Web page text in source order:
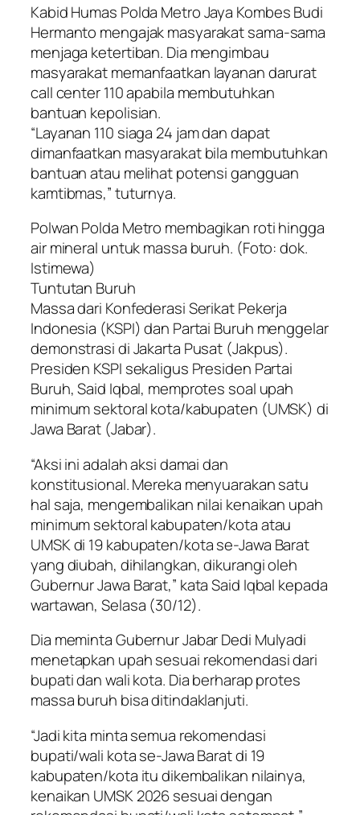
Kabid Humas Polda Metro Jaya Kombes Budi
Hermanto mengajak masyarakat sama-sama
menjaga ketertiban. Dia mengimbau
masyarakat memanfaatkan layanan darurat
call center 110 apabila membutuhkan
bantuan kepolisian.
“Layanan 110 siaga 24 jam dan dapat
dimanfaatkan masyarakat bila membutuhkan
bantuan atau melihat potensi gangguan
kamtibmas,” tuturnya.
Polwan Polda Metro membagikan roti hingga
air mineral untuk massa buruh. (Foto: dok.
Istimewa)
Tuntutan Buruh
Massa dari Konfederasi Serikat Pekerja
Indonesia (KSPI) dan Partai Buruh menggelar
demonstrasi di Jakarta Pusat (Jakpus).
Presiden KSPI sekaligus Presiden Partai
Buruh, Said Iqbal, memprotes soal upah
minimum sektoral kota/kabupaten (UMSK) di
Jawa Barat (Jabar).
“Aksi ini adalah aksi damai dan
konstitusional. Mereka menyuarakan satu
hal saja, mengembalikan nilai kenaikan upah
minimum sektoral kabupaten/kota atau
UMSK di 19 kabupaten/kota se-Jawa Barat
yang diubah, dihilangkan, dikurangi oleh
Gubernur Jawa Barat,” kata Said Iqbal kepada
wartawan, Selasa (30/12).
Dia meminta Gubernur Jabar Dedi Mulyadi
menetapkan upah sesuai rekomendasi dari
bupati dan wali kota. Dia berharap protes
massa buruh bisa ditindaklanjuti.
“Jadi kita minta semua rekomendasi
bupati/wali kota se-Jawa Barat di 19
kabupaten/kota itu dikembalikan nilainya,
kenaikan UMSK 2026 sesuai dengan